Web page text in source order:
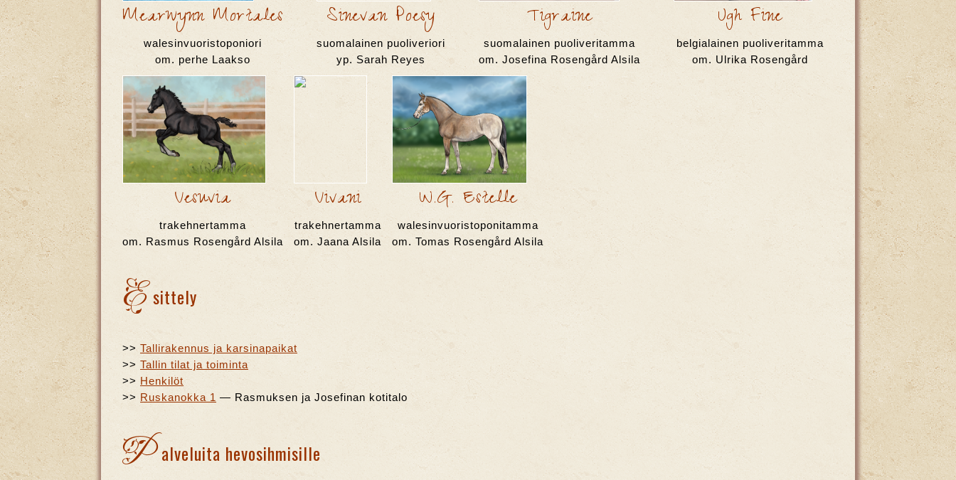
Mearwynn Mortales
walesinvuoristoponiori
om. perhe Laakso
Sinevan Poesy
suomalainen puoliveriori
yp. Sarah Reyes
Tigraine
suomalainen puoliveritamma
om. Josefina Rosengård Alsila
Ugh Fine
belgialainen puoliveritamma
om. Ulrika Rosengård
Vesuvia
trakehnertamma
om. Rasmus Rosengård Alsila
Vivani
trakehnertamma
om. Jaana Alsila
W.G. Estelle
walesinvuoristoponitamma
om. Tomas Rosengård Alsila
E sittely
>> Tallirakennus ja karsinapaikat
>> Tallin tilat ja toiminta
>> Henkilöt
>> Ruskanokka 1 — Rasmuksen ja Josefinan kotitalo
P alveluita hevosihmisille